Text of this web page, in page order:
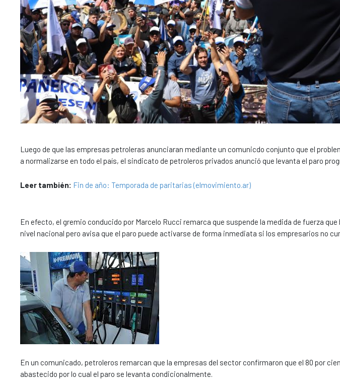
Luego de que las empresas petroleras anunciaran mediante un comunicdo conjunto que el
a normalizarse en todo el país, el sindicato de petroleros privados anunció que levanta el paro
Leer también: Fin de año: Temporada de paritarias (elmovimiento.ar)
En efecto, el gremio conducido por Marcelo Rucci remarca que suspende la medida de fuerza
nivel nacional pero avisa que el paro puede activarse de forma inmediata si los empresarios no
En un comunicado, petroleros remarcan que la empresas del sector confirmaron que el 80 por
abastecido por lo cual el paro se levanta condicionalmente.